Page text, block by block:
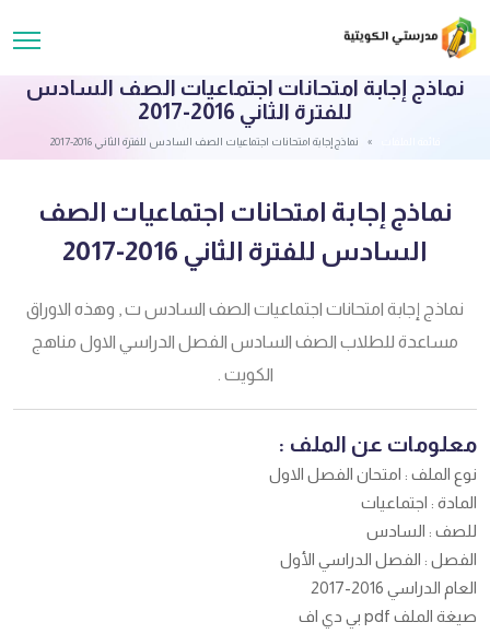
نماذج إجابة امتحانات اجتماعيات الصف السادس
للفترة الثاني 2016-2017
نماذج إجابة امتحانات اجتماعيات الصف السادس للفترة الثاني 2016-2017
نماذج إجابة امتحانات اجتماعيات الصف
السادس للفترة الثاني 2016-2017
نماذج إجابة امتحانات اجتماعيات الصف السادس ت , وهذه الاوراق
مساعدة للطلاب الصف السادس الفصل الدراسي الاول مناهج
الكويت .
معلومات عن الملف :
نوع الملف : امتحان الفصل الاول
المادة : اجتماعيات
للصف : السادس
الفصل : الفصل الدراسي الأول
العام الدراسي 2016-2017
صيغة الملف pdf بي دي اف